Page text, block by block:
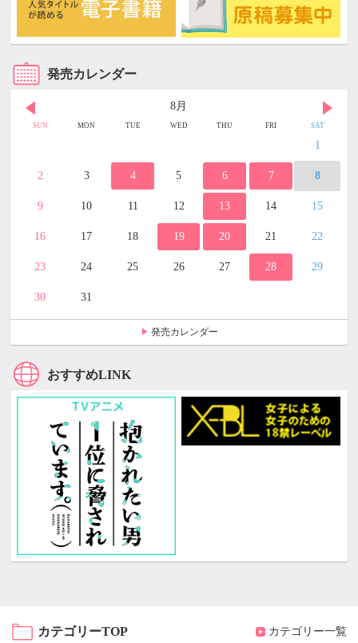
発売カレンダー
8月
SUN MON TUE WED THU FRI SAT
1
2 3 4 5 6 7 8
9 10 11 12 13 14 15
16 17 18 19 20 21 22
23 24 25 26 27 28 29
30 31
発売カレンダー
おすすめLINK
カテゴリーTOP カテゴリー一覧